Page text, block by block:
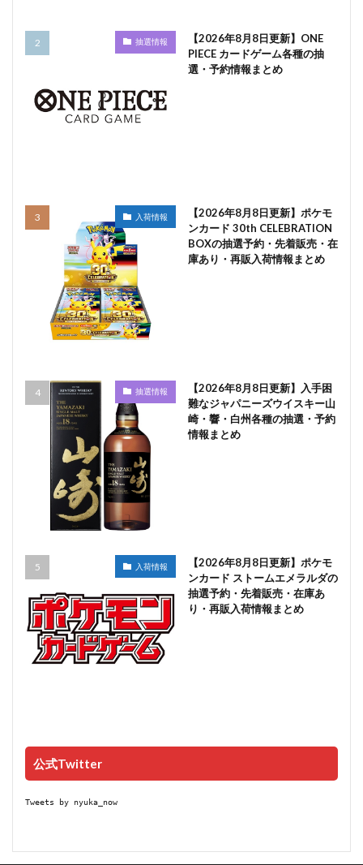
抽選情報
【2026年8月8日更新】ONE
PIECE カードゲーム各種の抽
選・予約情報まとめ
入荷情報
【2026年8月8日更新】ポケモ
ンカード 30th CELEBRATION
BOXの抽選予約・先着販売・在
庫あり・再販入荷情報まとめ
抽選情報
【2026年8月8日更新】入手困
難なジャパニーズウイスキー山
崎・響・白州各種の抽選・予約
情報まとめ
入荷情報
【2026年8月8日更新】ポケモ
ンカード ストームエメラルダの
抽選予約・先着販売・在庫あ
り・再販入荷情報まとめ
公式Twitter
Tweets by nyuka_now